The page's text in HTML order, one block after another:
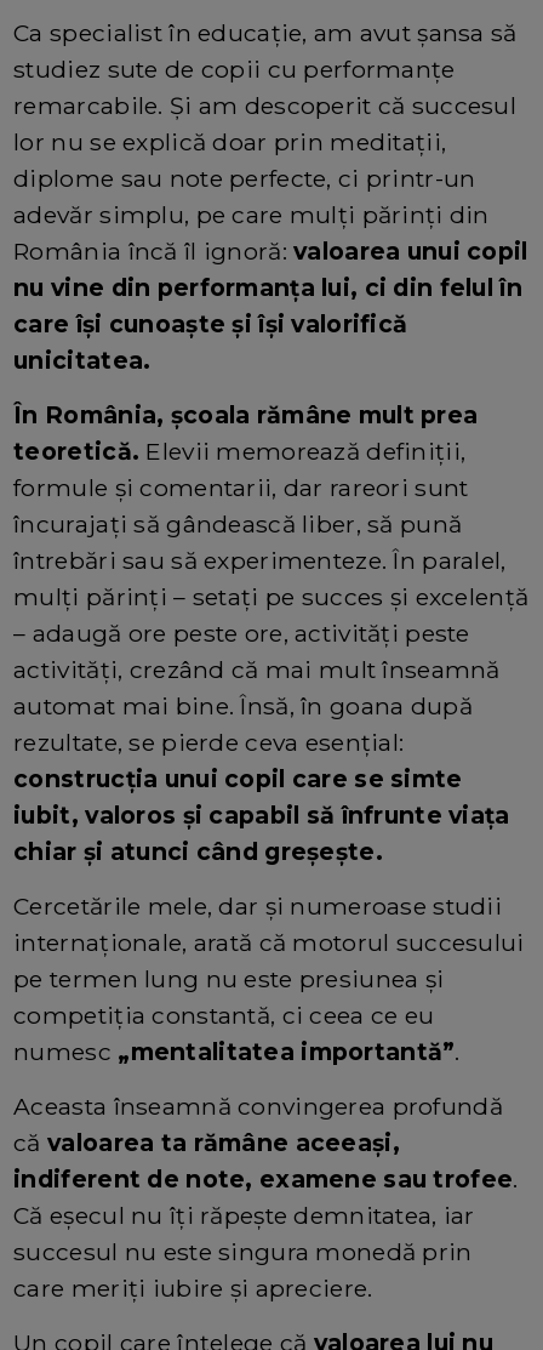
Ca specialist în educație, am avut șansa să
studiez sute de copii cu performanțe
remarcabile. Și am descoperit că succesul
lor nu se explică doar prin meditații,
diplome sau note perfecte, ci printr-un
adevăr simplu, pe care mulți părinți din
România încă îl ignoră:valoarea unui copil
nu vine din performanța lui, ci din felul în
care își cunoaște și își valorifică
unicitatea.
În România, școala rămâne mult prea
teoretică. Elevii memorează definiții,
formule și comentarii, dar rareori sunt
încurajați să gândească liber, să pună
întrebări sau să experimenteze. În paralel,
mulți părinți – setați pe succes și excelență
– adaugă ore peste ore, activități peste
activități, crezând că mai mult înseamnă
automat mai bine. Însă, în goana după
rezultate, se pierde ceva esențial:
construcția unui copil care se simte
iubit, valoros și capabil să înfrunte viața
chiar și atunci când greșește.
Cercetările mele, dar și numeroase studii
internaționale, arată că motorul succesului
pe termen lung nu este presiunea și
competiția constantă, ci ceea ce eu
numesc „mentalitatea importantă”.
Aceasta înseamnă convingerea profundă
căvaloarea ta rămâne aceeași,
indiferent de note, examene sau trofee.
Că eșecul nu îți răpește demnitatea, iar
succesul nu este singura monedă prin
care meriți iubire și apreciere.
Un copil care înțelege că valoarea lui nu